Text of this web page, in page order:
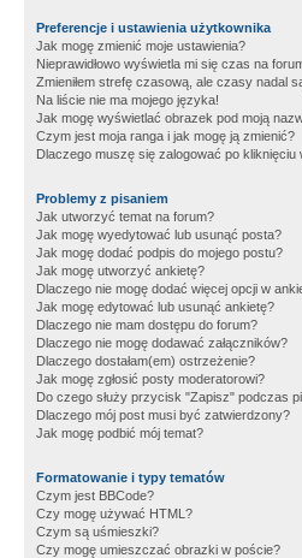
Preferencje i ustawienia użytkownika
Jak mogę zmienić moje ustawienia?
Nieprawidłowo wyświetla mi się czas na
Zmieniłem strefę czasową, ale czasy nadal
Na liście nie ma mojego języka!
Jak mogę wyświetlać obrazek pod moją
Czym jest moja ranga i jak mogę ją zmienić?
Dlaczego muszę się zalogować po
Problemy z pisaniem
Jak utworzyć temat na forum?
Jak mogę wyedytować lub usunąć posta?
Jak mogę dodać podpis do mojego postu?
Jak mogę utworzyć ankietę?
Dlaczego nie mogę dodać więcej opcji w
Jak mogę edytować lub usunąć ankietę?
Dlaczego nie mam dostępu do forum?
Dlaczego nie mogę dodawać załączników?
Dlaczego dostałam(em) ostrzeżenie?
Jak mogę zgłosić posty moderatorowi?
Do czego służy przycisk "Zapisz" podczas
Dlaczego mój post musi być zatwierdzony?
Jak mogę podbić mój temat?
Formatowanie i typy tematów
Czym jest BBCode?
Czy mogę używać HTML?
Czym są uśmieszki?
Czy mogę umieszczać obrazki w poście?